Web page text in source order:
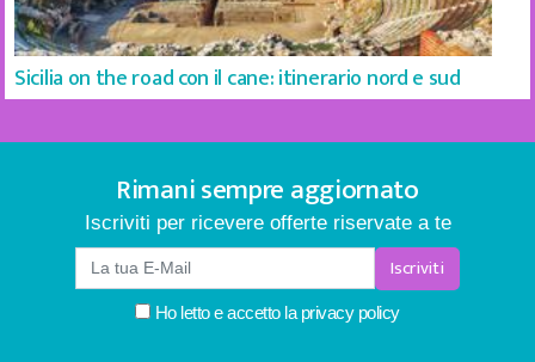
Sicilia on the road con il cane: itinerario nord e sud
Rimani sempre aggiornato
Iscriviti per ricevere offerte riservate a te
Iscriviti
Ho letto e accetto la privacy policy